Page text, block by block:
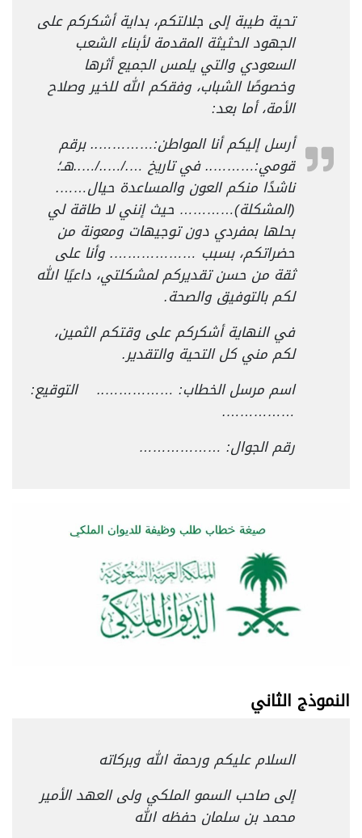
تحية طيبة إلى جلالتكم، بداية أشكركم على
الجهود الحثيثة المقدمة لأبناء الشعب
السعودي والتي يلمس الجميع أثرها
وخصوصًا الشباب، وفقكم الله للخير وصلاح
الأمة، أما بعد:
أرسل إليكم أنا المواطن:………….. برقم
قومي:……….. في تاريخ …./…../…..هـ؛
ناشدًا منكم العون والمساعدة حيال…….
(المشكلة)………… حيث إنني لا طاقة لي
بحلها بمفردي دون توجيهات ومعونة من
حضراتكم، بسبب ………………. وأنا على
ثقة من حسن تقديركم لمشكلتي، داعيًا الله
لكم بالتوفيق والصحة.
في النهاية أشكركم على وقتكم الثمين،
لكم مني كل التحية والتقدير.
اسم مرسل الخطاب: …………….. التوقيع:
…………….
رقم الجوال: ………………
النموذج الثاني
السلام عليكم ورحمة الله وبركاته
إلى صاحب السمو الملكي ولى العهد الأمير
محمد بن سلمان حفظه الله